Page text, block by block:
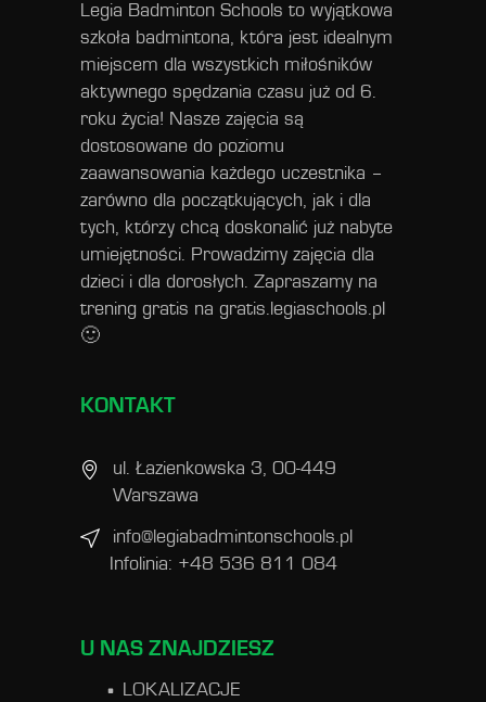
Legia Badminton Schools to wyjątkowa
szkoła badmintona, która jest idealnym
miejscem dla wszystkich miłośników
aktywnego spędzania czasu już od 6.
roku życia! Nasze zajęcia są
dostosowane do poziomu
zaawansowania każdego uczestnika –
zarówno dla początkujących, jak i dla
tych, którzy chcą doskonalić już nabyte
umiejętności. Prowadzimy zajęcia dla
dzieci i dla dorosłych. Zapraszamy na
trening gratis na gratis.legiaschools.pl
🙂
KONTAKT
ul. Łazienkowska 3, 00-449
Warszawa
info@legiabadmintonschools.pl
Infolinia: +48 536 811 084
U NAS ZNAJDZIESZ
LOKALIZACJE